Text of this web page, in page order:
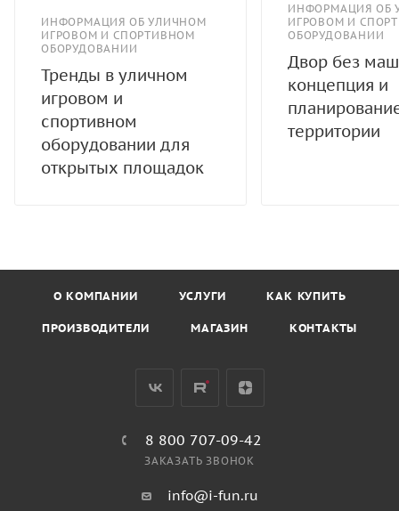
ИНФОРМАЦИЯ ОБ УЛИЧНОМ
ИГРОВОМ И СПОРТИВНОМ
ОБОРУДОВАНИИ
Тренды в уличном
игровом и
спортивном
оборудовании для
открытых площадок
ИНФОРМАЦИЯ ОБ
ИГРОВОМ И
ОБОРУДОВАНИИ
Двор без
концепция и
территории
О КОМПАНИИ УСЛУГИ КАК КУПИТЬ
ПРОИЗВОДИТЕЛИ МАГАЗИН КОНТАКТЫ
8 800 707-09-42
ЗАКАЗАТЬ ЗВОНОК
info@i-fun.ru